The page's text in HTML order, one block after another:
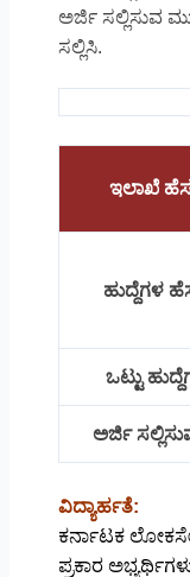
ಅರ್ಜಿ ಸಲ್ಲಿಸುವ
ಸಲ್ಲಿಸಿ.
ಇಲಾಖೆ
ಹುದ್ದೆಗಳ
ಒಟ್ಟು
ಅರ್ಜಿ
ವಿದ್ಯಾರ್ಹತೆ:
ಕರ್ನಾಟಕ
ಪ್ರಕಾರ